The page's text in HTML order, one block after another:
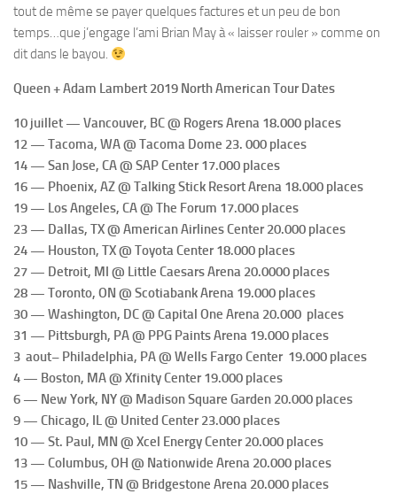
tout de même se payer quelques factures et un peu de bon
temps…que j’engage l’ami Brian May à « laisser rouler » comme on
dit dans le bayou.
Queen + Adam Lambert 2019 North American Tour Dates
10 juillet — Vancouver, BC @ Rogers Arena 18.000 places
12 — Tacoma, WA @ Tacoma Dome 23. 000 places
14 — San Jose, CA @ SAP Center 17.000 places
16 — Phoenix, AZ @ Talking Stick Resort Arena 18.000 places
19 — Los Angeles, CA @ The Forum 17.000 places
23 — Dallas, TX @ American Airlines Center 20.000 places
24 — Houston, TX @ Toyota Center 18.000 places
27 — Detroit, MI @ Little Caesars Arena 20.0000 places
28 — Toronto, ON @ Scotiabank Arena 19.000 places
30 — Washington, DC @ Capital One Arena 20.000 places
31 — Pittsburgh, PA @ PPG Paints Arena 19.000 places
3 aout– Philadelphia, PA @ Wells Fargo Center 19.000 places
4 — Boston, MA @ Xfinity Center 19.000 places
6 — New York, NY @ Madison Square Garden 20.000 places
9 — Chicago, IL @ United Center 23.000 places
10 — St. Paul, MN @ Xcel Energy Center 20.000 places
13 — Columbus, OH @ Nationwide Arena 20.000 places
15 — Nashville, TN @ Bridgestone Arena 20.000 places